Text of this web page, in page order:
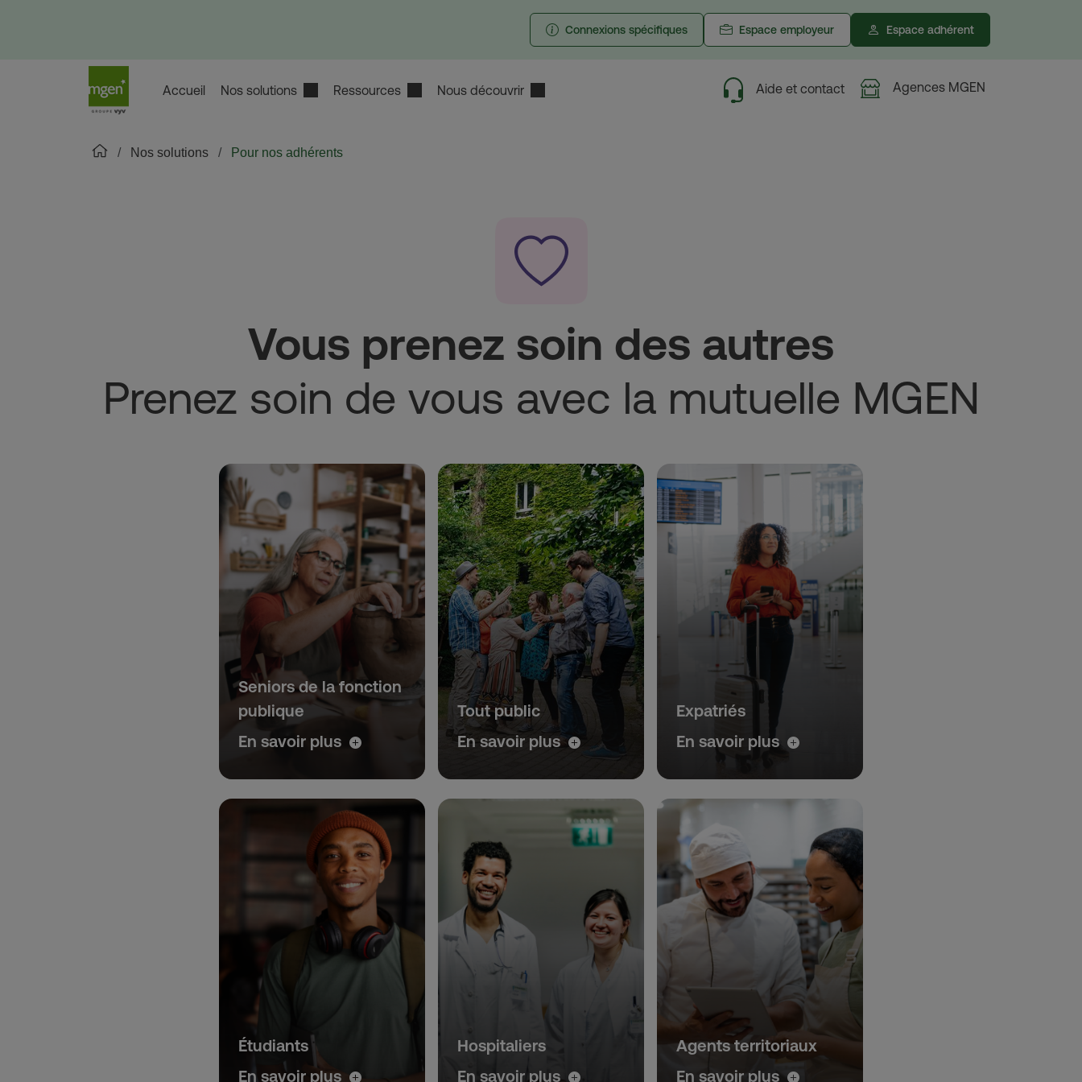
Connexions spécifiques Espace employeur Espace adhérent
Accueil Nos solutions Ressources Nous découvrir Aide et contact Agences MGEN
Nos solutions Pour nos adhérents
Vous prenez soin des autres
Prenez soin de vous avec la mutuelle MGEN
Seniors de la fonction
publique
En savoir plus
Tout public
En savoir plus
Expatriés
En savoir plus
Étudiants
En savoir plus
Hospitaliers
En savoir plus
Agents territoriaux
En savoir plus